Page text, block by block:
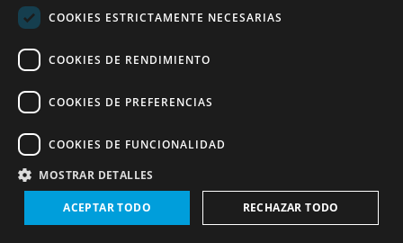
Salvaguardias nucleares y OIEA
Arabia Saudita (7)
Salvaguardias nucleares y OIEA (7)
COOKIES ESTRICTAMENTE NECESARIAS
COOKIES DE RENDIMIENTO
COOKIES DE PREFERENCIAS
COOKIES DE FUNCIONALIDAD
MOSTRAR DETALLES
ACEPTAR TODO RECHAZAR TODO